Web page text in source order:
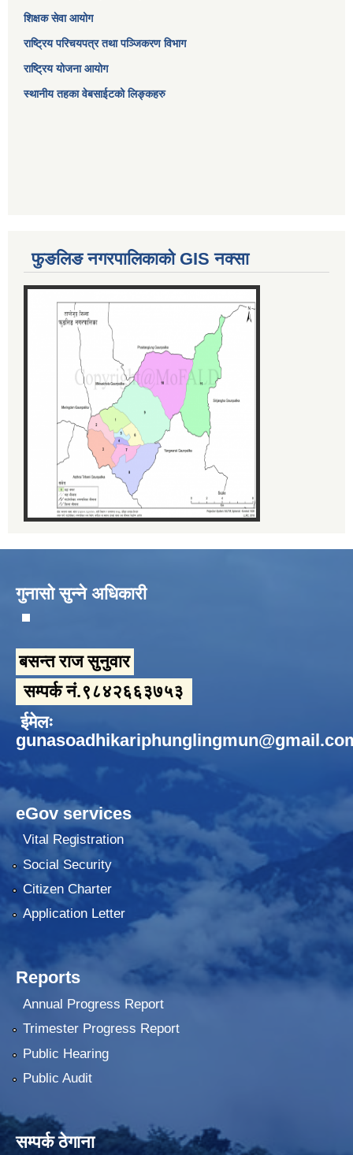
शिक्षक सेवा आयोग
राष्ट्रिय परिचयपत्र तथा पञ्जिकरण विभाग
राष्ट्रिय योजना आयोग
स्थानीय तहका वेबसाईटको लिङ्कहरु
फुङलिङ नगरपालिकाको GIS नक्सा
गुनासो सुन्ने अधिकारी
बसन्त राज सुनुवार
सम्पर्क नं.९८४२६६३७५३
ईमेलः
eGov services
Vital Registration
Social Security
Citizen Charter
Application Letter
Reports
Annual Progress Report
Trimester Progress Report
Public Hearing
Public Audit
सम्पर्क ठेगाना